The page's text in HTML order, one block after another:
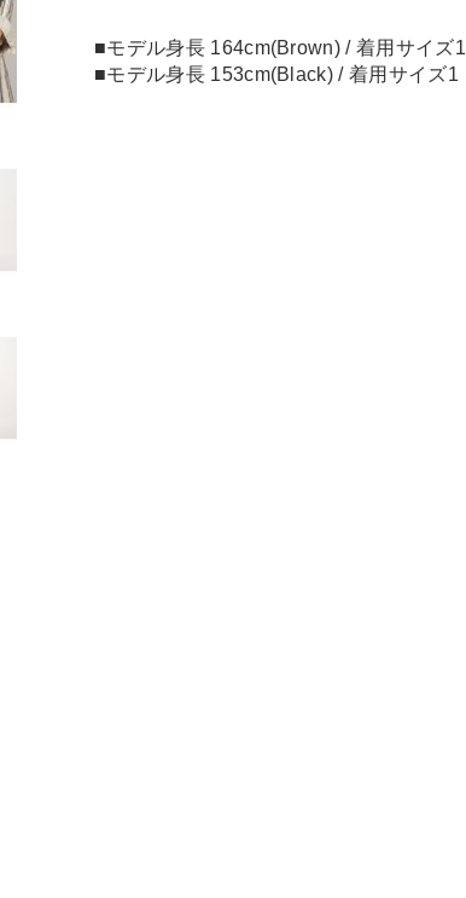
■モデル身長 164cm(Brown) / 着用サイズ1
■モデル身長 153cm(Black) / 着用サイズ1